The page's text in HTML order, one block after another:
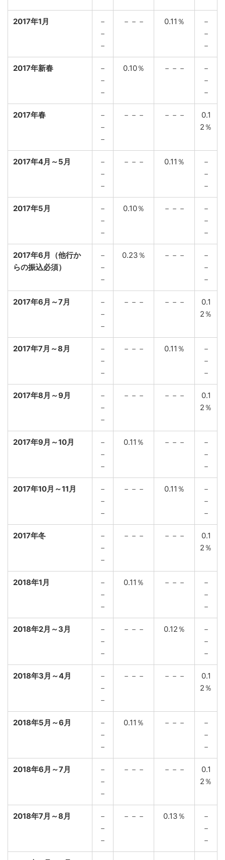
2017年1月
－
－
－
－－－ 0.11％
－
－
－
2017年新春
－
－
－
0.10％ －－－
－
－
－
2017年春
－
－
－
－－－ －－－
0.1
2％
2017年4月～5月
－
－
－
－－－ 0.11％
－
－
－
2017年5月
－
－
－
0.10％ －－－
－
－
－
2017年6月（他行か
らの振込必須）
－
－
－
0.23％ －－－
－
－
－
2017年6月～7月
－
－
－
－－－ －－－
0.1
2％
2017年7月～8月
－
－
－
－－－ 0.11％
－
－
－
2017年8月～9月
－
－
－
－－－ －－－
0.1
2％
2017年9月～10月
－
－
－
0.11％ －－－
－
－
－
2017年10月～11月
－
－
－
－－－ 0.11％
－
－
－
2017年冬
－
－
－
－－－ －－－
0.1
2％
2018年1月
－
－
－
0.11％ －－－
－
－
－
2018年2月～3月
－
－
－
－－－ 0.12％
－
－
－
2018年3月～4月
－
－
－
－－－ －－－
0.1
2％
2018年5月～6月
－
－
－
0.11％ －－－
－
－
－
2018年6月～7月
－
－
－
－－－ －－－
0.1
2％
2018年7月～8月
－
－
－
－－－ 0.13％
－
－
－